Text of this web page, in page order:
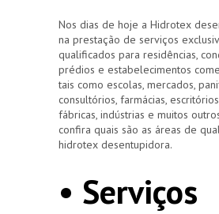
Nos dias de hoje a Hidrotex
na prestação de serviços
qualificados para residências,
prédios e estabelecimentos
tais como escolas, mercados,
consultórios, farmácias,
fábricas, indústrias e muitos
confira quais são as áreas de
hidrotex desentupidora.
• Serviços